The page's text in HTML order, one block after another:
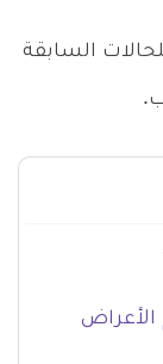
السابقة
الأعراض